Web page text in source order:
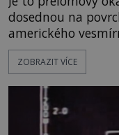
dosednou na
amerického
jsou schopny
opředené rudé
zvané Cydonie
připomínající
ZOBRAZIT VÍCE